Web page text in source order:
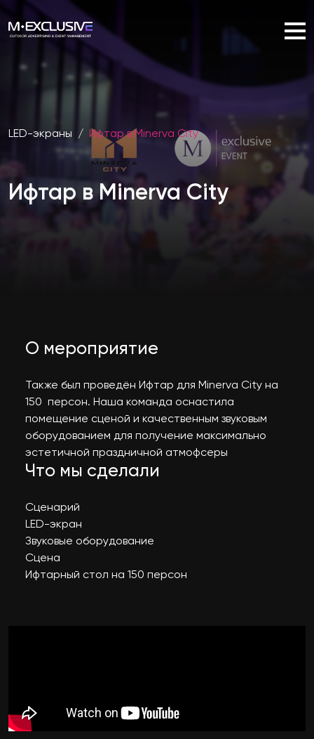
LED-экраны / Ифтар в Minerva City
Ифтар в Minerva City
О мероприятие
Также был проведён Ифтар для Minerva City на
150 персон. Наша команда оснастила
помещение сценой и качественным звуковым
оборудованием для получение максимально
эстетичной праздничной атмофсеры
Что мы сделали
Сценарий
LED-экран
Звуковые оборудование
Сцена
Ифтарный стол на 150 персон